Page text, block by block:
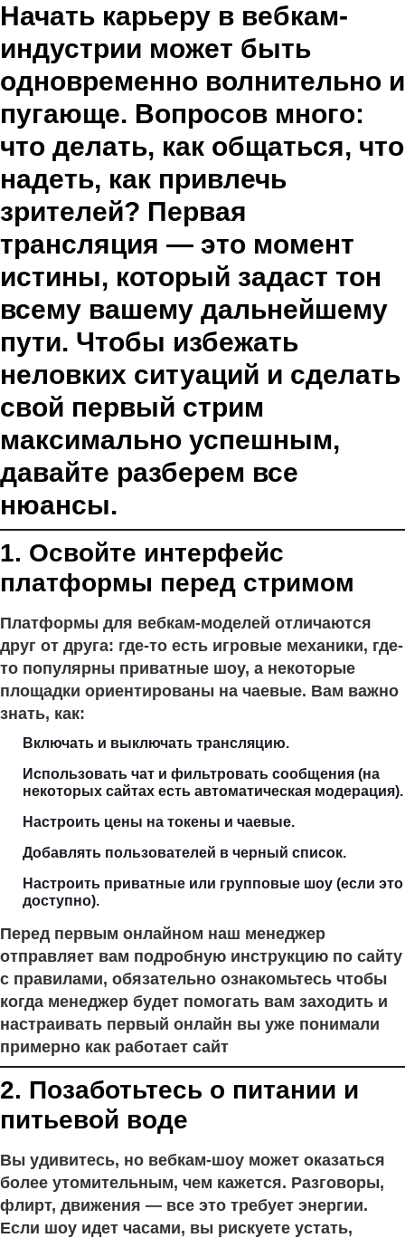
Начать карьеру в вебкам-
индустрии может быть
одновременно волнительно и
пугающе. Вопросов много:
что делать, как общаться, что
надеть, как привлечь
зрителей? Первая
трансляция — это момент
истины, который задаст тон
всему вашему дальнейшему
пути. Чтобы избежать
неловких ситуаций и сделать
свой первый стрим
максимально успешным,
давайте разберем все
нюансы.
1. Освойте интерфейс
платформы перед стримом
Платформы для вебкам-моделей отличаются
друг от друга: где-то есть игровые механики, где-
то популярны приватные шоу, а некоторые
площадки ориентированы на чаевые. Вам важно
знать, как:
Включать и выключать трансляцию.
Использовать чат и фильтровать сообщения (на
некоторых сайтах есть автоматическая модерация).
Настроить цены на токены и чаевые.
Добавлять пользователей в черный список.
Настроить приватные или групповые шоу (если это
доступно).
Перед первым онлайном наш менеджер
отправляет вам подробную инструкцию по сайту
с правилами, обязательно ознакомьтесь чтобы
когда менеджер будет помогать вам заходить и
настраивать первый онлайн вы уже понимали
примерно как работает сайт
2. Позаботьтесь о питании и
питьевой воде
Вы удивитесь, но вебкам-шоу может оказаться
более утомительным, чем кажется. Разговоры,
флирт, движения — все это требует энергии.
Если шоу идет часами, вы рискуете устать,